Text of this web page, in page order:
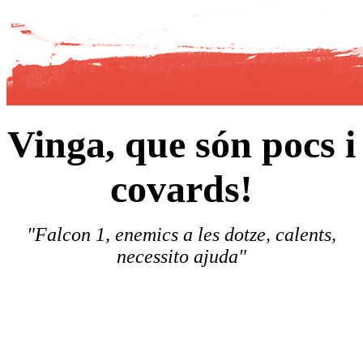
Vinga, que són pocs i
covards!
"Falcon 1, enemics a les dotze, calents,
necessito ajuda"